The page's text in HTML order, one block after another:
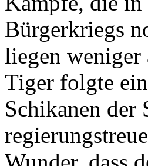
Bürgerkriegs
liegen weniger
Tiger folgte
Schikanen der